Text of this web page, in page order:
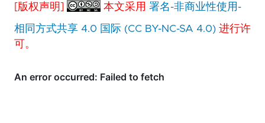
[版权声明] 本文采用署名-非商业性使用-
相同方式共享 4.0 国际 (CC BY-NC-SA 4.0) 进行许
可。